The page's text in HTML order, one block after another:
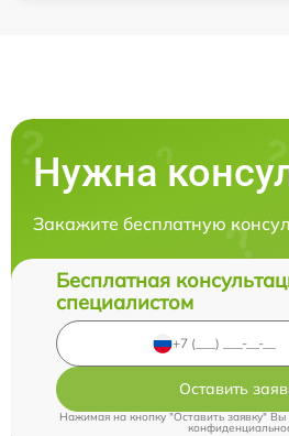
Нужна
Закажите бесплатную
Бесплатная
специалистом
Оставить
Нажимая на кнопку "Оставить заявку"